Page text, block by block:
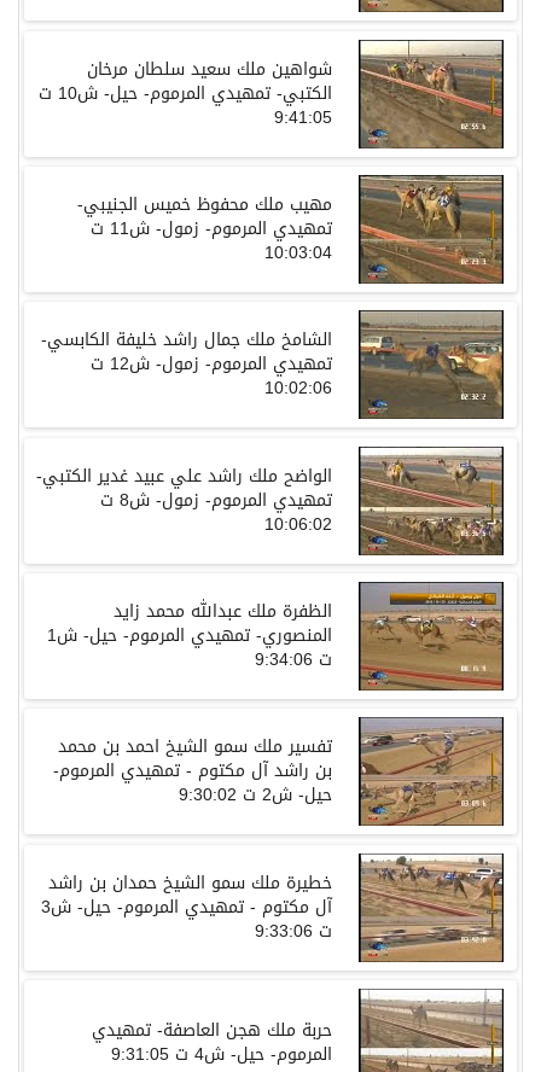
شواهين ملك سعيد سلطان مرخان
الكتبي- تمهيدي المرموم- حيل- ش10 ت
9:41:05
مهيب ملك محفوظ خميس الجنيبي-
تمهيدي المرموم- زمول- ش11 ت
10:03:04
الشامخ ملك جمال راشد خليفة الكابسي-
تمهيدي المرموم- زمول- ش12 ت
10:02:06
الواضح ملك راشد علي عبيد غدير الكتبي-
تمهيدي المرموم- زمول- ش8 ت
10:06:02
الظفرة ملك عبدالله محمد زايد
المنصوري- تمهيدي المرموم- حيل- ش1
ت 9:34:06
تفسير ملك سمو الشيخ احمد بن محمد
بن راشد آل مكتوم - تمهيدي المرموم-
حيل- ش2 ت 9:30:02
خطيرة ملك سمو الشيخ حمدان بن راشد
آل مكتوم - تمهيدي المرموم- حيل- ش3
ت 9:33:06
حربة ملك هجن العاصفة- تمهيدي
المرموم- حيل- ش4 ت 9:31:05